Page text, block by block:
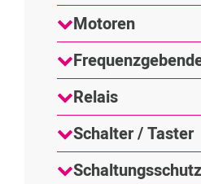
Motoren
Relais
Schalter / Taster
Schaltungsschutz